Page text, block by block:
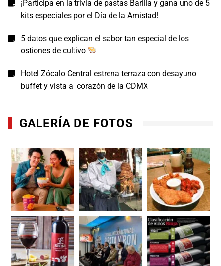
¡Participa en la trivia de pastas Barilla y gana uno de 5
kits especiales por el Día de la Amistad!
5 datos que explican el sabor tan especial de los
ostiones de cultivo
Hotel Zócalo Central estrena terraza con desayuno
buffet y vista al corazón de la CDMX
GALERÍA DE FOTOS